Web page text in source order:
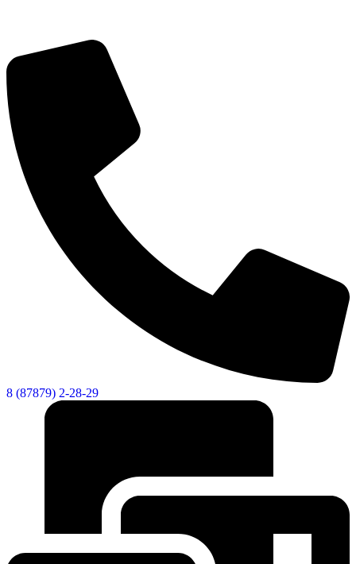
Газета "Минги Тау"
Культурный
8 (87879) 2-28-29